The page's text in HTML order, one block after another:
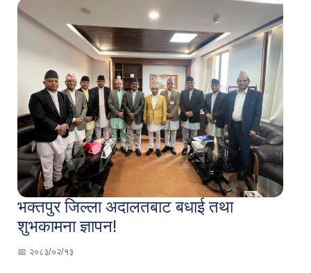
भक्तपुर जिल्ला अदालतबाट बधाई तथा
शुभकामना ज्ञापन!
📅 २०८३/०२/१३